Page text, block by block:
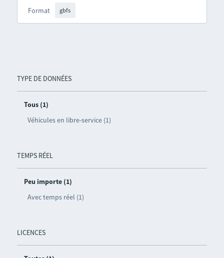
TYPE DE DONNÉES
Tous (1)
Véhicules en libre-service (1)
TEMPS RÉEL
Peu importe (1)
Avec temps réel (1)
LICENCES
Format gbfs